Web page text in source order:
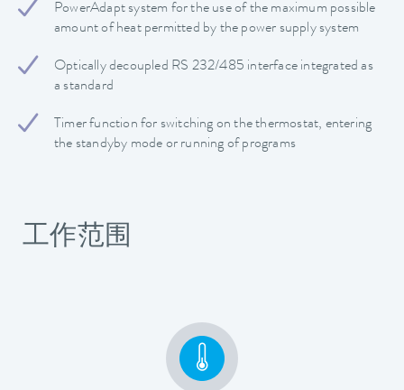
PowerAdapt system for the use of the maximum possible
amount of heat permitted by the power supply system
Optically decoupled RS 232/485 interface integrated as
a standard
Timer function for switching on the thermostat, entering
the standyby mode or running of programs
工作范围